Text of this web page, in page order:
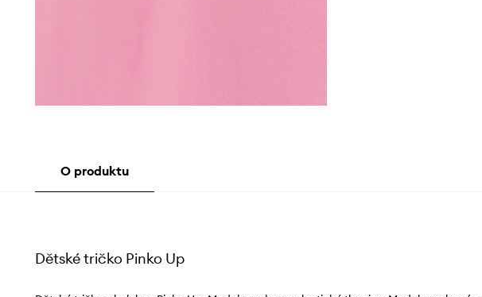
O produktu
Dětské tričko Pinko Up